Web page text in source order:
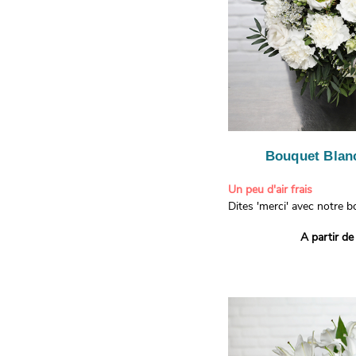
Bouquet
Un peu d'air frais
Dites 'merci' avec notre
de limonium blanc, ce
symbolisent l'amour et
le limonium blanc ajoute
A partir